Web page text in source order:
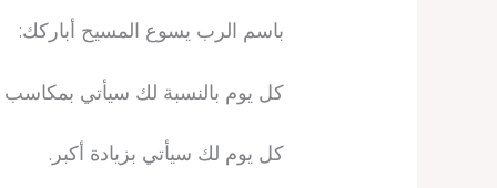
باسم الرب يسوع المسيح أباركك:
كل يوم بالنسبة لك سيأتي بمكاسب
كل يوم لك سيأتي بزيادة أكبر.